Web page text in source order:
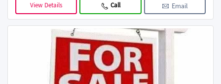
View Details Call Email